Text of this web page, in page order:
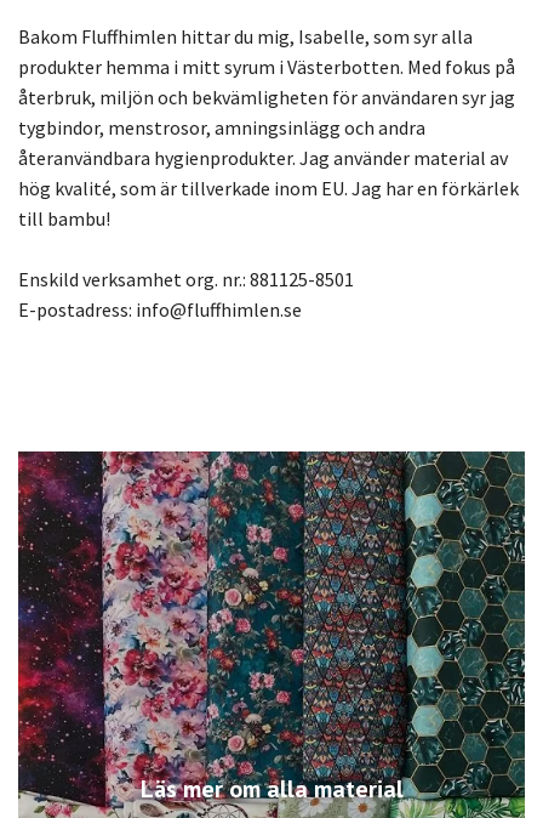
Läs mer om alla material
Bakom Fluffhimlen hittar du mig, Isabelle, som syr alla
produkter hemma i mitt syrum i Västerbotten. Med fokus på
återbruk, miljön och bekvämligheten för användaren syr jag
tygbindor, menstrosor, amningsinlägg och andra
återanvändbara hygienprodukter. Jag använder material av
hög kvalité, som är tillverkade inom EU. Jag har en förkärlek
till bambu!
Enskild verksamhet org. nr.: 881125-8501
E-postadress: info@fluffhimlen.se